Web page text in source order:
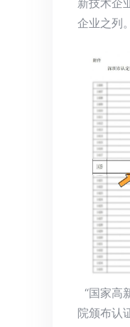
企业之列。
“国家高
院颁布认